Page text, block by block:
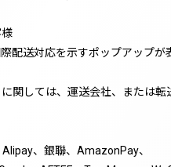
配送対応を示すポップアップ
関しては、運送会社、または転
、銀聯、AmazonPay、